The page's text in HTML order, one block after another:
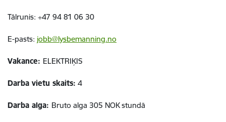
Tālrunis: +47 94 81 06 30
E-pasts: jobb@lysbemanning.no
Vakance: ELEKTRIĶIS
Darba vietu skaits: 4
Darba alga: Bruto alga 305 NOK stundā